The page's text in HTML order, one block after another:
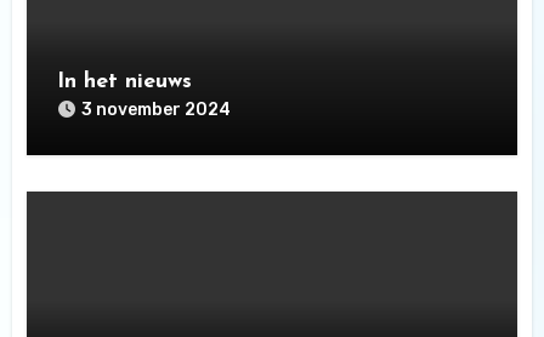
In het nieuws
3 november 2024